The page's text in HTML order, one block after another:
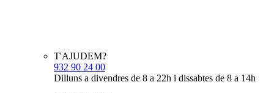
T'AJUDEM?
932 90 24 00
Dilluns a divendres de 8 a 22h i dissabtes de 8 a 14h